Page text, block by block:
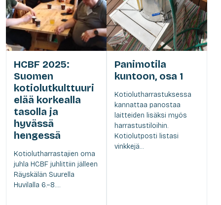
HCBF 2025:
Suomen
kotiolutkulttuuri
elää korkealla
tasolla ja
hyvässä
hengessä
Kotiolutharrastajien oma
juhla HCBF juhlittiin jälleen
Räyskälän Suurella
Huvilalla 6.–8....
Panimotila
kuntoon, osa 1
Kotiolutharrastuksessa
kannattaa panostaa
laitteiden lisäksi myös
harrastustiloihin.
Kotiolutposti listasi
vinkkejä...